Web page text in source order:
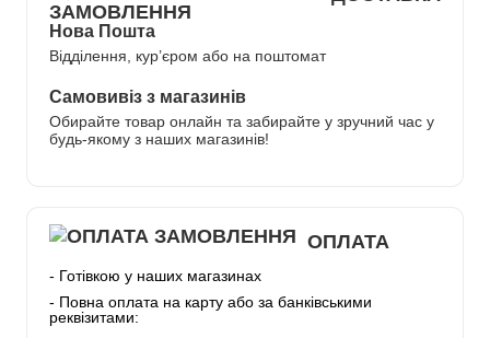
Нова Пошта
Відділення, кур’єром або на поштомат
Самовивіз з магазинів
Обирайте товар онлайн та забирайте у зручний час у
будь-якому з наших магазинів!
ОПЛАТА
- Готівкою у наших магазинах
- Повна оплата на карту або за банківськими
реквізитами: